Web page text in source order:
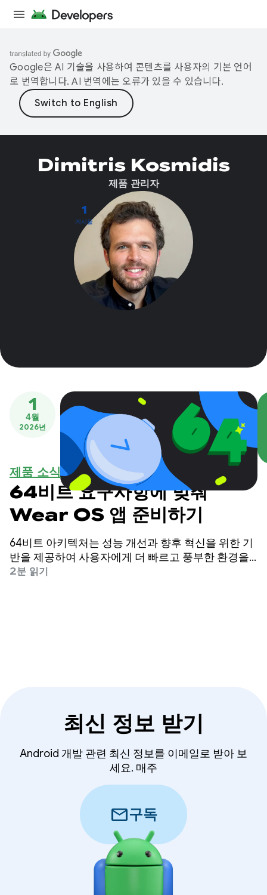
Google은 AI 기술을 사용하여 콘텐츠를 사용자의 기본 언어
로 번역합니다. AI 번역에는 오류가 있을 수 있습니다.
1
게시물
Dimitris Kosmidis
제품 관리자
1
4월
2026년
제품 소식
64비트 요구사항에 맞춰
Wear OS 앱 준비하기
64비트 아키텍처는 성능 개선과 향후 혁신을 위한 기
반을 제공하여 사용자에게 더 빠르고 풍부한 환경을
제공합니다. Android 5부터 64비트 CPU를 지원해 왔
2분 읽기
최신 정보 받기
Android 개발 관련 최신 정보를 이메일로 받아 보
세요. 매주
mail구독